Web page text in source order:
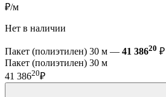
₽/м
Нет в наличии
Пакет (полиэтилен) 30 м — 41 38620 ₽
Пакет (полиэтилен) 30 м
41 38620₽